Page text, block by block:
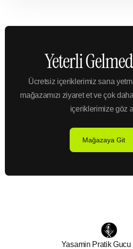
Yeterli
Ücretsiz içeriklerimiz sana
mağazamızı ziyaret et ve çok
içeriklerimize göz
Mağazaya Git
Yasamin Pratik Gucu